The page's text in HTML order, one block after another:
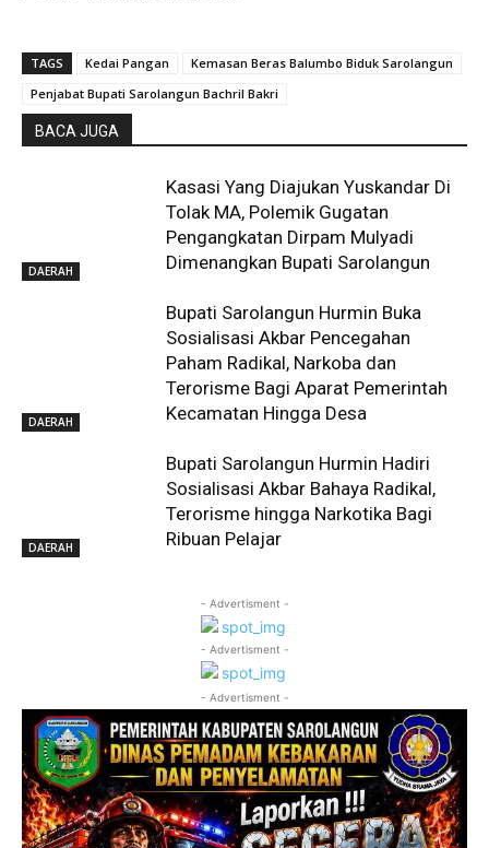
TAGS Kedai Pangan
Kemasan Beras Balumbo Biduk Sarolangun
Penjabat Bupati Sarolangun Bachril Bakri
BACA JUGA
DAERAH
Kasasi Yang Diajukan Yuskandar Di
Tolak MA, Polemik Gugatan
Pengangkatan Dirpam Mulyadi
Dimenangkan Bupati Sarolangun
DAERAH
Bupati Sarolangun Hurmin Buka
Sosialisasi Akbar Pencegahan
Paham Radikal, Narkoba dan
Terorisme Bagi Aparat Pemerintah
Kecamatan Hingga Desa
DAERAH
Bupati Sarolangun Hurmin Hadiri
Sosialisasi Akbar Bahaya Radikal,
Terorisme hingga Narkotika Bagi
Ribuan Pelajar
- Advertisment -
- Advertisment -
- Advertisment -